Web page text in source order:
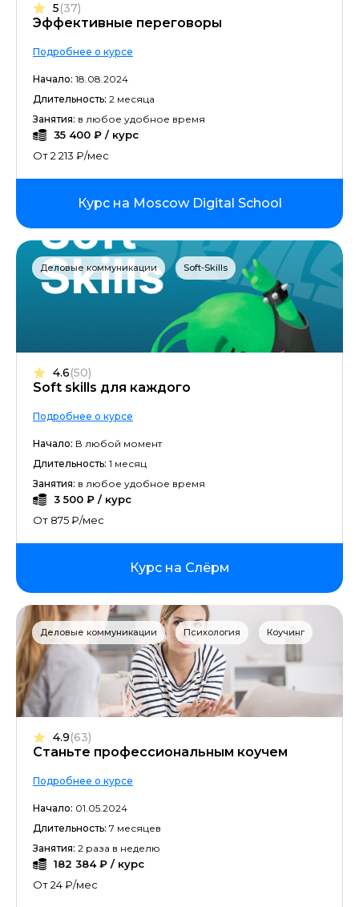
Эффективные переговоры
5(37)
Подробнее о курсе
Начало: 18.08.2024
Длительность: 2 месяца
Занятия: в любое удобное время
35 400 ₽ / курс
От 2 213 ₽/мес
Курс на Moscow Digital School
Деловые коммуникации Soft-Skills
Soft skills для каждого
4.6(50)
Подробнее о курсе
Начало: В любой момент
Длительность: 1 месяц
Занятия: в любое удобное время
3 500 ₽ / курс
От 875 ₽/мес
Курс на Слёрм
Деловые коммуникации Психология Коучинг
Станьте профессиональным коучем
4.9(63)
Подробнее о курсе
Начало: 01.05.2024
Длительность: 7 месяцев
Занятия: 2 раза в неделю
182 384 ₽ / курс
От 24 ₽/мес